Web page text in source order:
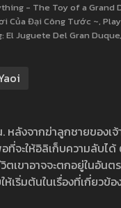
- The Toy of a Grand
Đại Công Tước ~,
Juguete Del Gran
งจากฆ่าลูกชายของเจ้
จะให้อิลิเก็บความลับไ
ขาอาจจะตกอยู่ในอันต
มต้นในเรื่องที่เกี่ยวข้อง